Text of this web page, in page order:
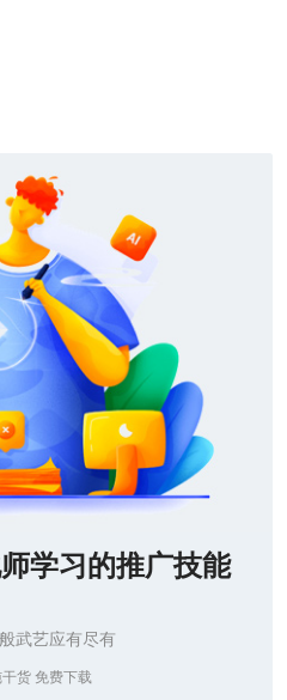
学习的推广技能
武艺应有尽有
货 免费下载